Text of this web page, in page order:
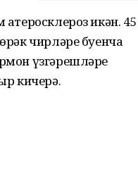
икән. 45
чирләре буенча
үзгәрешләре
кичерә.